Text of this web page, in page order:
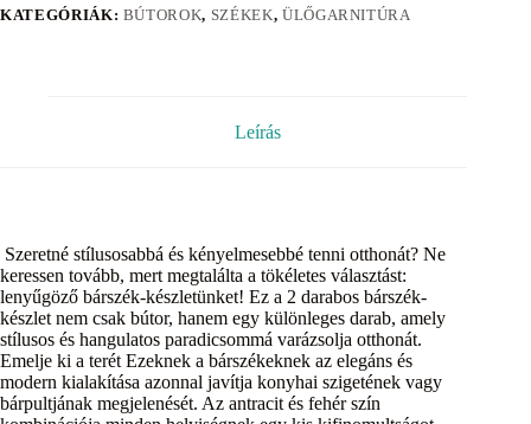
KATEGÓRIÁK: BÚTOROK, SZÉKEK, ÜLŐGARNITÚRA
Leírás
Szeretné stílusosabbá és kényelmesebbé tenni otthonát? Ne
keressen tovább, mert megtalálta a tökéletes választást:
lenyűgöző bárszék-készletünket! Ez a 2 darabos bárszék-
készlet nem csak bútor, hanem egy különleges darab, amely
stílusos és hangulatos paradicsommá varázsolja otthonát.
Emelje ki a terét Ezeknek a bárszékeknek az elegáns és
modern kialakítása azonnal javítja konyhai szigetének vagy
bárpultjának megjelenését. Az antracit és fehér szín